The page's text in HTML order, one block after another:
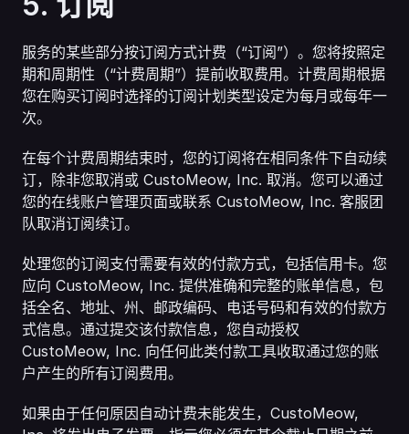
服务的某些部分按订阅方式计费（“订阅”）。您将按照定
期和周期性（“计费周期”）提前收取费用。计费周期根据
您在购买订阅时选择的订阅计划类型设定为每月或每年一
次。
在每个计费周期结束时，您的订阅将在相同条件下自动续
订，除非您取消或 CustoMeow, Inc. 取消。您可以通过
您的在线账户管理页面或联系 CustoMeow, Inc. 客服团
队取消订阅续订。
处理您的订阅支付需要有效的付款方式，包括信用卡。您
应向 CustoMeow, Inc. 提供准确和完整的账单信息，包
括全名、地址、州、邮政编码、电话号码和有效的付款方
式信息。通过提交该付款信息，您自动授权
CustoMeow, Inc. 向任何此类付款工具收取通过您的账
户产生的所有订阅费用。
如果由于任何原因自动计费未能发生，CustoMeow,